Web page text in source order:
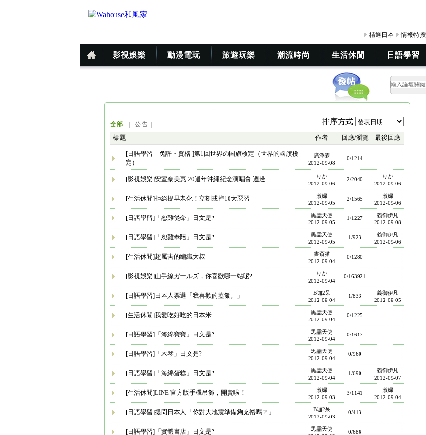
精選日本 情報特搜
影視娛樂 動漫電玩 旅遊玩樂 潮流時尚 生活休閒 日語學習
全部 公告 排序方式
標題 作者 回應/瀏覽 最後回應
[日語學習｜免許・資格 ]第1回世界の国旗検定（世界的國旗檢
定）
廣澤霖
2012-09-08
0/1214
[影視娛樂]安室奈美惠 20週年沖縄紀念演唱會 週邊...
りか
2012-09-06
2/2040
りか
2012-09-06
[生活休閒]拒絕提早老化！立刻戒掉10大惡習
煮婦
2012-09-05
2/1565
煮婦
2012-09-06
[日語學習]「恕難從命」日文是?
黒霝天使
2012-09-05
1/1227
義御伊凡
2012-09-08
[日語學習]「恕難奉陪」日文是?
黒霝天使
2012-09-05
1/923
義御伊凡
2012-09-06
[生活休閒]超厲害的編織大叔
書斎猫
2012-09-04
0/1280
[影視娛樂]山手線ガールズ，你喜歡哪一站呢?
りか
2012-09-04
0/163921
[日語學習]日本人票選「我喜歡的蓋飯。」
B咖2呆
2012-09-04
1/833
義御伊凡
2012-09-05
[生活休閒]我愛吃好吃的日本米
黒霝天使
2012-09-04
0/1225
[日語學習]「海綿寶寶」日文是?
黒霝天使
2012-09-04
0/1617
[日語學習]「木琴」日文是?
黒霝天使
2012-09-04
0/960
[日語學習]「海綿蛋糕」日文是?
黒霝天使
2012-09-04
1/690
義御伊凡
2012-09-07
[生活休閒]LINE 官方版手機吊飾，開賣啦！
煮婦
2012-09-03
3/1141
煮婦
2012-09-04
[日語學習]提問日本人「你對大地震準備夠充裕嗎？」
B咖2呆
2012-09-03
0/413
[日語學習]「實體書店」日文是?
黒霝天使
0/686